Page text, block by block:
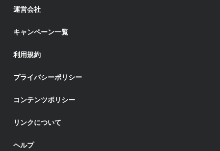
運営会社
キャンペーン一覧
利用規約
プライバシーポリシー
コンテンツポリシー
リンクについて
ヘルプ